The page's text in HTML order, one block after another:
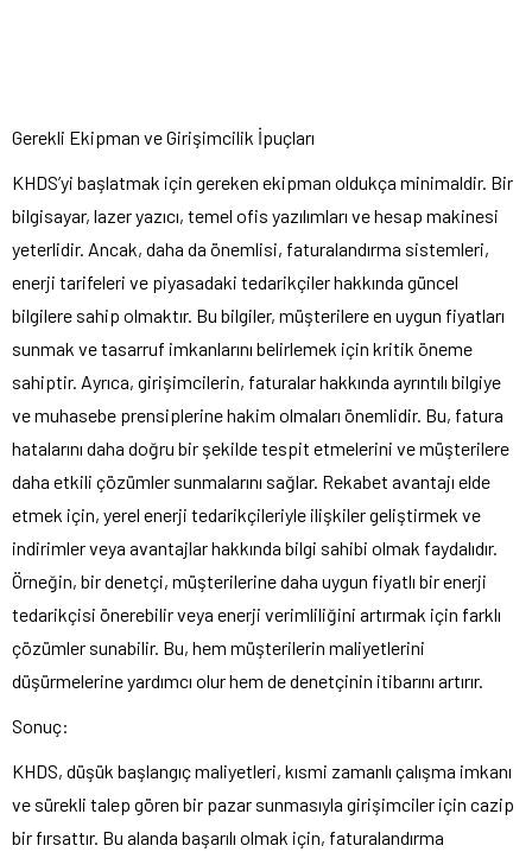
Gerekli Ekipman ve Girişimcilik İpuçları
KHDS’yi başlatmak için gereken ekipman oldukça minimaldir. Bir
bilgisayar, lazer yazıcı, temel ofis yazılımları ve hesap makinesi
yeterlidir. Ancak, daha da önemlisi, faturalandırma sistemleri,
enerji tarifeleri ve piyasadaki tedarikçiler hakkında güncel
bilgilere sahip olmaktır. Bu bilgiler, müşterilere en uygun fiyatları
sunmak ve tasarruf imkanlarını belirlemek için kritik öneme
sahiptir. Ayrıca, girişimcilerin, faturalar hakkında ayrıntılı bilgiye
ve muhasebe prensiplerine hakim olmaları önemlidir. Bu, fatura
hatalarını daha doğru bir şekilde tespit etmelerini ve müşterilere
daha etkili çözümler sunmalarını sağlar. Rekabet avantajı elde
etmek için, yerel enerji tedarikçileriyle ilişkiler geliştirmek ve
indirimler veya avantajlar hakkında bilgi sahibi olmak faydalıdır.
Örneğin, bir denetçi, müşterilerine daha uygun fiyatlı bir enerji
tedarikçisi önerebilir veya enerji verimliliğini artırmak için farklı
çözümler sunabilir. Bu, hem müşterilerin maliyetlerini
düşürmelerine yardımcı olur hem de denetçinin itibarını artırır.
Sonuç:
KHDS, düşük başlangıç maliyetleri, kısmi zamanlı çalışma imkanı
ve sürekli talep gören bir pazar sunmasıyla girişimciler için cazip
bir fırsattır. Bu alanda başarılı olmak için, faturalandırma